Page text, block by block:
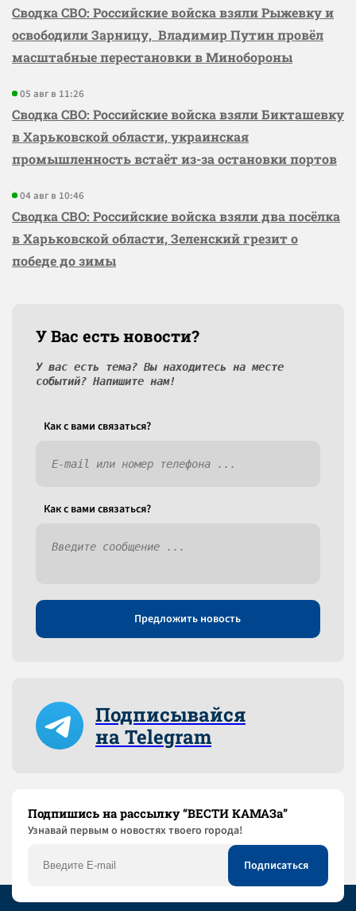
Сводка СВО: Российские войска взяли Рыжевку и
освободили Зарницу, Владимир Путин провёл
масштабные перестановки в Минобороны
05 авг в 11:26
Сводка СВО: Российские войска взяли Бикташевку
в Харьковской области, украинская
промышленность встаёт из-за остановки портов
04 авг в 10:46
Сводка СВО: Российские войска взяли два посёлка
в Харьковской области, Зеленский грезит о
победе до зимы
У Вас есть новости?
У вас есть тема? Вы находитесь на месте
событий? Напишите нам!
Как c вами связаться?
Как c вами связаться?
Предложить новость
Подписывайся
на Telegram
Подпишись на рассылку “ВЕСТИ КАМАЗа”
Узнaвай первым о новостях твоего города!